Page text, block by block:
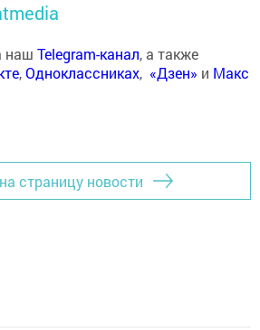
наш Telegram-канал, а также
,Одноклассниках, «Дзен» и Макс
страницу новости